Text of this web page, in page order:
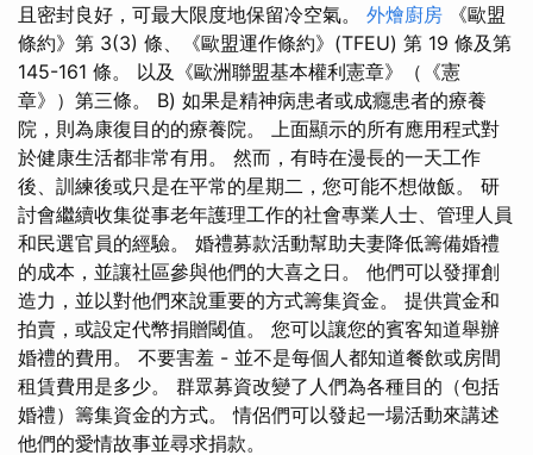
且密封良好，可最大限度地保留冷空氣。 外燴廚房 《歐盟
條約》第 3(3) 條、《歐盟運作條約》(TFEU) 第 19 條及第
145-161 條。 以及《歐洲聯盟基本權利憲章》（《憲
章》）第三條。 B) 如果是精神病患者或成癮患者的療養
院，則為康復目的的療養院。 上面顯示的所有應用程式對
於健康生活都非常有用。 然而，有時在漫長的一天工作
後、訓練後或只是在平常的星期二，您可能不想做飯。 研
討會繼續收集從事老年護理工作的社會專業人士、管理人員
和民選官員的經驗。 婚禮募款活動幫助夫妻降低籌備婚禮
的成本，並讓社區參與他們的大喜之日。 他們可以發揮創
造力，並以對他們來說重要的方式籌集資金。 提供賞金和
拍賣，或設定代幣捐贈閾值。 您可以讓您的賓客知道舉辦
婚禮的費用。 不要害羞 - 並不是每個人都知道餐飲或房間
租賃費用是多少。 群眾募資改變了人們為各種目的（包括
婚禮）籌集資金的方式。 情侶們可以發起一場活動來講述
他們的愛情故事並尋求捐款。